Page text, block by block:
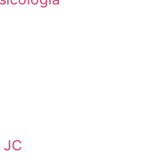
JC